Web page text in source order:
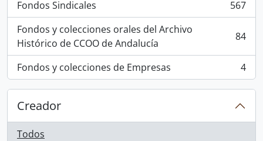
Fondos Sindicales
, 567 resultados
567
Fondos y colecciones orales del Archivo
Histórico de CCOO de Andalucía
, 84 resultados 84
Fondos y colecciones de Empresas
, 4 resultados 4
Creador
Todos